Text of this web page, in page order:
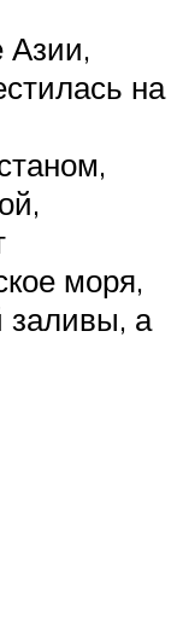
Азии,
на
моря,
заливы, а